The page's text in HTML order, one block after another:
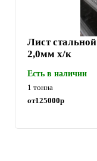
Лист стальной
2,0мм х/к
Есть в наличии
1 тонна
от125000р